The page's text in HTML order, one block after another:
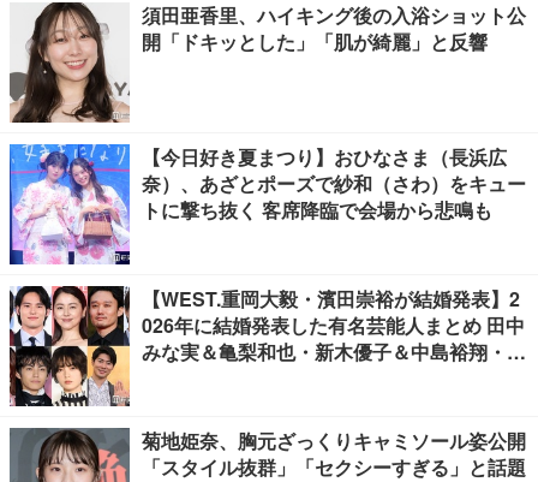
須田亜香里、ハイキング後の入浴ショット公
開「ドキッとした」「肌が綺麗」と反響
【今日好き夏まつり】おひなさま（長浜広
奈）、あざとポーズで紗和（さわ）をキュー
トに撃ち抜く 客席降臨で会場から悲鳴も
【WEST.重岡大毅・濱田崇裕が結婚発表】2
026年に結婚発表した有名芸能人まとめ 田中
みな実＆亀梨和也・新木優子＆中島裕翔・川
菊地姫奈、胸元ざっくりキャミソール姿公開
「スタイル抜群」「セクシーすぎる」と話題